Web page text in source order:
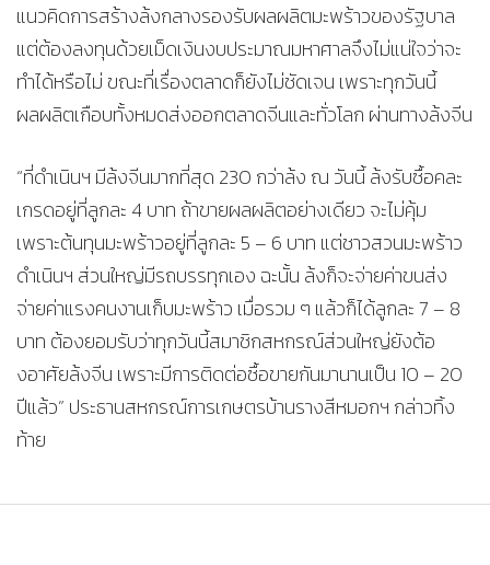
แนวคิดการสร้างล้งกลางรองรับผลผลิตมะพร้าวของรัฐบาล
แต่ต้องลงทุนด้วยเม็ดเงินงบประมาณมหาศาลจึงไม่แน่ใจว่าจะ
ทำได้หรือไม่ ขณะที่เรื่องตลาดก็ยังไม่ชัดเจน เพราะทุกวันนี้
ผลผลิตเกือบทั้งหมดส่งออกตลาดจีนและทั่วโลก ผ่านทางล้งจีน
“ที่ดำเนินฯ มีล้งจีนมากที่สุด 230 กว่าล้ง ณ วันนี้ ล้งรับซื้อคละ
เกรดอยู่ที่ลูกละ 4 บาท ถ้าขายผลผลิตอย่างเดียว จะไม่คุ้ม
เพราะต้นทุนมะพร้าวอยู่ที่ลูกละ 5 – 6 บาท แต่ชาวสวนมะพร้าว
ดำเนินฯ ส่วนใหญ่มีรถบรรทุกเอง ฉะนั้น ล้งก็จะจ่ายค่าขนส่ง
จ่ายค่าแรงคนงานเก็บมะพร้าว เมื่อรวม ๆ แล้วก็ได้ลูกละ 7 – 8
บาท ต้องยอมรับว่าทุกวันนี้สมาชิกสหกรณ์ส่วนใหญ่ยังต้อ
งอาศัยล้งจีน เพราะมีการติดต่อซื้อขายกันมานานเป็น 10 – 20
ปีแล้ว” ประธานสหกรณ์การเกษตรบ้านรางสีหมอกฯ กล่าวทิ้ง
ท้าย